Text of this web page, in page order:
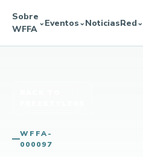
Sobre
WFFA
⌄Eventos⌄NoticiasRed⌄
WFFA-
000097